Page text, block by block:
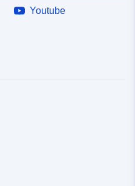
Youtube